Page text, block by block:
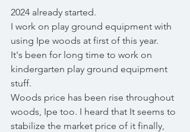
2024 already started.
I work on play ground equipment with
using Ipe woods at first of this year.
It's been for long time to work on
kindergarten play ground equipment
stuff.
Woods price has been rise throughout
woods, Ipe too. I heard that It seems to
stabilize the market price of it finally,